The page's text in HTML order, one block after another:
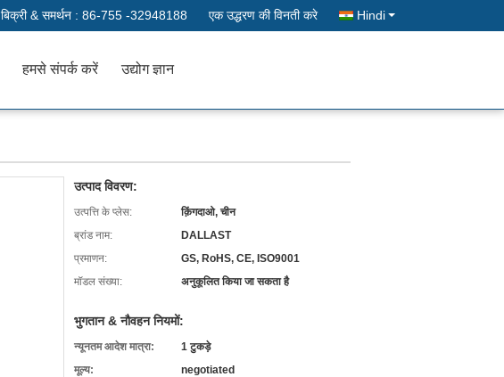
बिक्री & समर्थन : 86-755 -32948188 एक उद्धरण की विनती करे Hindi
हमसे संपर्क करें उद्योग ज्ञान
उत्पाद विवरण:
उत्पत्ति के प्लेस:
क़िंगदाओ, चीन
ब्रांड नाम:
DALLAST
प्रमाणन:
GS, RoHS, CE, ISO9001
मॉडल संख्या:
अनुकूलित किया जा सकता है
भुगतान & नौवहन नियमों:
न्यूनतम आदेश मात्रा:
1 टुकड़े
मूल्य:
negotiated